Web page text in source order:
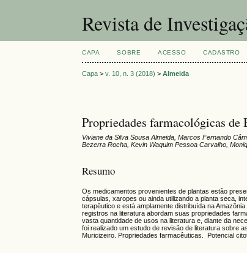
Revista de
CAPA SOBRE ACESSO CADASTRO
Capa >v. 10, n. 3 (2018) >Almeida
Propriedades farmacológicas
Viviane da Silva Sousa Almeida, Marcos Fernando
Bezerra Rocha, Kevin Waquim Pessoa Carvalho,
Resumo
Os medicamentos provenientes de plantas estão
cápsulas, xaropes ou ainda utilizando a planta seca,
terapêutico e está amplamente distribuída na
registros na literatura abordam suas propriedades
vasta quantidade de usos na literatura e, diante da
foi realizado um estudo de revisão de literatura sobre
Muricizeiro. Propriedades farmacêuticas. Potencial